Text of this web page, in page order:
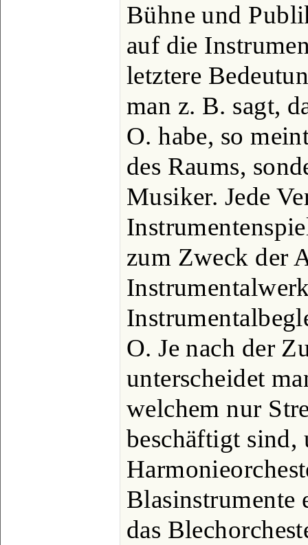
Bühne und
auf die
letztere
man z. B. sagt,
O. habe, so
des Raums,
Musiker. Jede
zum Zweck der
O. Je nach der
unterscheidet
welchem nur
beschäftigt sind,
Blasinstrumente
das